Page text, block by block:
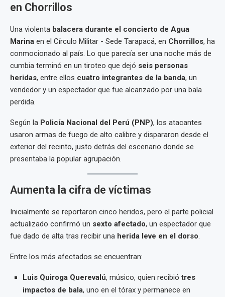
en Chorrillos
Una violenta balacera durante el concierto de Agua
Marina en el Círculo Militar - Sede Tarapacá, en Chorrillos, ha
conmocionado al país. Lo que parecía ser una noche más de
cumbia terminó en un tiroteo que dejó seis personas
heridas, entre ellos cuatro integrantes de la banda, un
vendedor y un espectador que fue alcanzado por una bala
perdida.
Según la Policía Nacional del Perú (PNP), los atacantes
usaron armas de fuego de alto calibre y dispararon desde el
exterior del recinto, justo detrás del escenario donde se
presentaba la popular agrupación.
Aumenta la cifra de víctimas
Inicialmente se reportaron cinco heridos, pero el parte policial
actualizado confirmó un sexto afectado, un espectador que
fue dado de alta tras recibir una herida leve en el dorso.
Entre los más afectados se encuentran:
Luis Quiroga Querevalú, músico, quien recibiótres
impactos de bala, uno en el tórax y permanece en